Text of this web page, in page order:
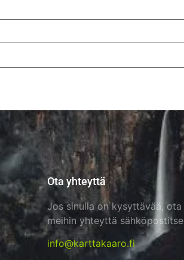
Ota yhteyttä
Jos sinulla on kysyttävää, ota
meihin yhteyttä sähköpostitse
info@karttakaaro.fi